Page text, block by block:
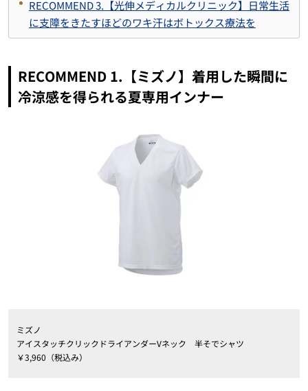
RECOMMEND 3.【光伸メディカルクリニック】日常生活
に支障をきたすほどのワキ汗はボトックス療法を
RECOMMEND 1.【ミズノ】着用した瞬間に
冷涼感を得られる夏専用インナー
ミズノ
アイスタッチクリックドライアンダーVネック 半そでシャツ
￥3,960（税込み）